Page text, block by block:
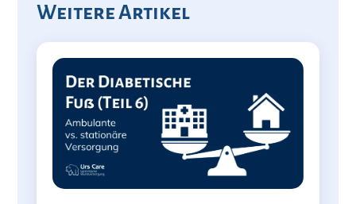
Weitere Artikel